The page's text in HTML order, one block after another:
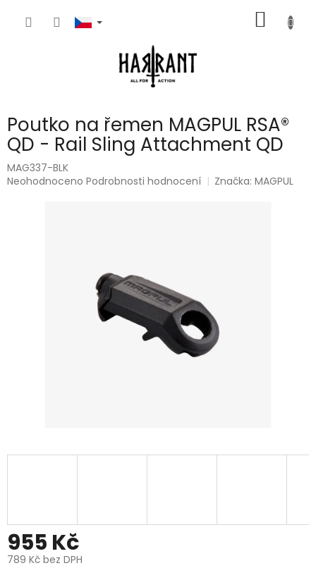
KOŠÍK
Poutko na řemen MAGPUL RSA®
QD - Rail Sling Attachment QD
MAG337-BLK
Průměrné
Neohodnoceno Podrobnosti hodnocení Značka:MAGPUL
955 Kč
789 Kč bez DPH